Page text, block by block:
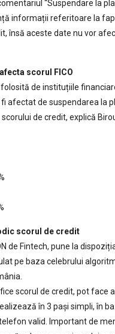
“Suspendare la
informații referitoare la
însă aceste date nu vor
scorul FICO
de instituțiile
afectat de suspendarea la
de credit, explică
scorul de credit
de Fintech, pune la
pe baza celebrului
scorul de credit, pot face
în 3 pași simpli, în
valid. Important de